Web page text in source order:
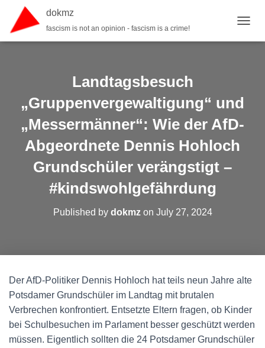
dokmz
fascism is not an opinion - fascism is a crime!
Landtagsbesuch
„Gruppenvergewaltigung“ und
„Messermänner“: Wie der AfD-
Abgeordnete Dennis Hohloch
Grundschüler verängstigt –
#kindswohlgefährdung
Published by dokmzon July 27, 2024
Der AfD-Politiker Dennis Hohloch hat teils neun Jahre alte
Potsdamer Grundschüler im Landtag mit brutalen
Verbrechen konfrontiert. Entsetzte Eltern fragen, ob Kinder
bei Schulbesuchen im Parlament besser geschützt werden
müssen. Eigentlich sollten die 24 Potsdamer Grundschüler